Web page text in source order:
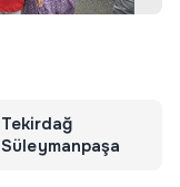
Tekirdağ
Süleymanpaşa